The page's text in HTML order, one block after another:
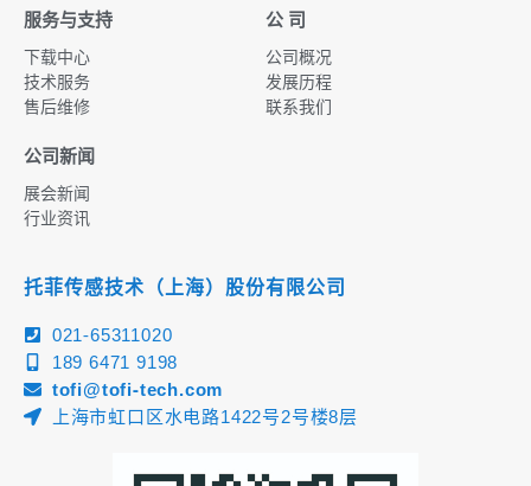
服务与支持
下载中心
技术服务
售后维修
公 司
公司概况
发展历程
联系我们
公司新闻
展会新闻
行业资讯
托菲传感技术（上海）股份有限公司
021-65311020
189 6471 9198
tofi@tofi-tech.com
上海市虹口区水电路1422号2号楼8层